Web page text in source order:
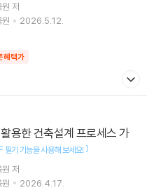
저
2026.5.12.
혜택가
필기 기능을 사용해 보세요! ]
저
2026.4.17.